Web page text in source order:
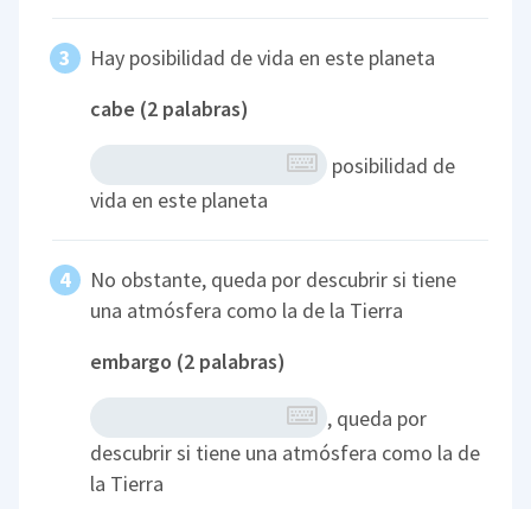
Hay posibilidad de vida en este planeta
cabe (2 palabras)
posibilidad de
vida en este planeta
No obstante, queda por descubrir si tiene
una atmósfera como la de la Tierra
embargo (2 palabras)
, queda por
descubrir si tiene una atmósfera como la de
la Tierra